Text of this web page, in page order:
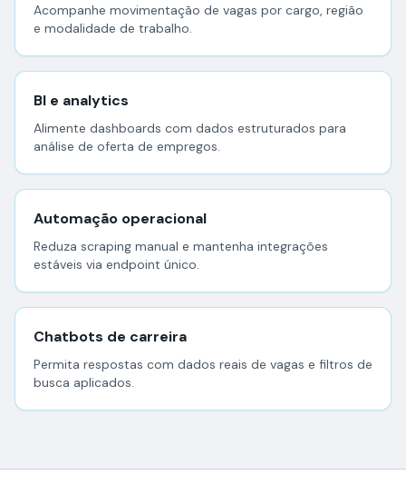
Acompanhe movimentação de vagas por cargo, região
e modalidade de trabalho.
BI e analytics
Alimente dashboards com dados estruturados para
análise de oferta de empregos.
Automação operacional
Reduza scraping manual e mantenha integrações
estáveis via endpoint único.
Chatbots de carreira
Permita respostas com dados reais de vagas e filtros de
busca aplicados.